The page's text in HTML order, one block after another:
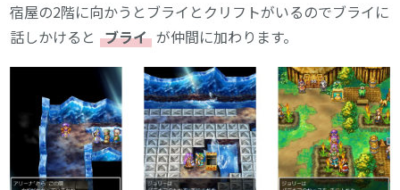
宿屋の2階に向かうとブライとクリフトがいるのでブライに
話しかけると ブライ が仲間に加わります。